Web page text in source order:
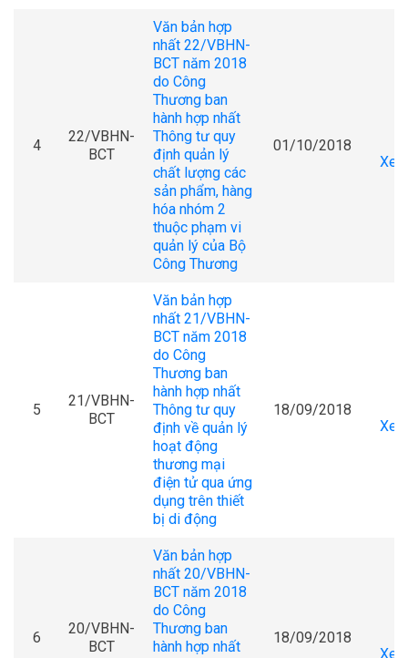
4
22/VBHN-
BCT
Văn bản hợp
nhất 22/VBHN-
BCT năm 2018
do Công
Thương ban
hành hợp nhất
Thông tư quy
định quản lý
chất lượng các
sản phẩm, hàng
hóa nhóm 2
thuộc phạm vi
quản lý của Bộ
Công Thương
01/10/2018
5
21/VBHN-
BCT
Văn bản hợp
nhất 21/VBHN-
BCT năm 2018
do Công
Thương ban
hành hợp nhất
Thông tư quy
định về quản lý
hoạt động
thương mại
điện tử qua ứng
dụng trên thiết
bị di động
18/09/2018
6
20/VBHN-
BCT
Văn bản hợp
nhất 20/VBHN-
BCT năm 2018
do Công
Thương ban
hành hợp nhất
18/09/2018